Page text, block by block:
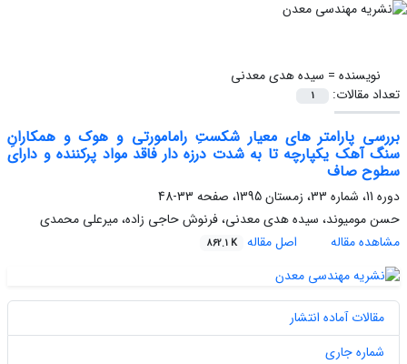
نویسنده = سیده هدی معدنی
تعداد مقالات:
1
بررسی پارامتر های معیار شکستِ رامامورتی و هوک و همکارانِ
سنگ آهک یکپارچه تا به شدت درزه دار فاقد مواد پرکننده و دارای
سطوح صاف
دوره 11، شماره 33، زمستان 1395، صفحه
33-48
حسن مومیوند، سیده هدی معدنی، فرنوش حاجی زاده، میرعلی محمدی
مشاهده مقاله
اصل مقاله 862.1 K
مقالات آماده انتشار
شماره جاری